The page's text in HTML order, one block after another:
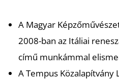
A Magyar
2008-ban az Itáliai
című munkámmal
A Tempus